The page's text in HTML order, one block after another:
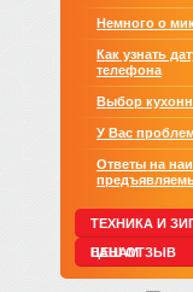
Немного о
Как узнать
телефона
Выбор
У Вас
Ответы на
ТЕХНИКА И
ЦЕНАМ
ВАШ ОТЗЫВ